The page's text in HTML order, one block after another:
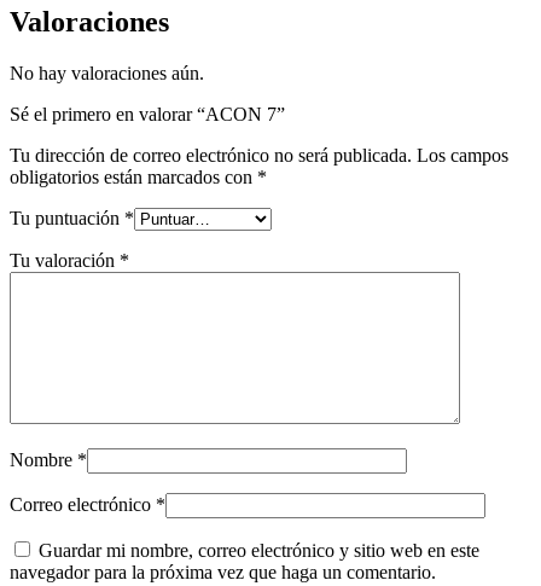
Valoraciones
No hay valoraciones aún.
Sé el primero en valorar “ACON 7”
Tu dirección de correo electrónico no será publicada. Los campos
obligatorios están marcados con *
Tu puntuación *
Tu valoración *
Nombre *
Correo electrónico *
Guardar mi nombre, correo electrónico y sitio web en este
navegador para la próxima vez que haga un comentario.